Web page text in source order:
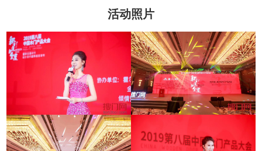
活动照片